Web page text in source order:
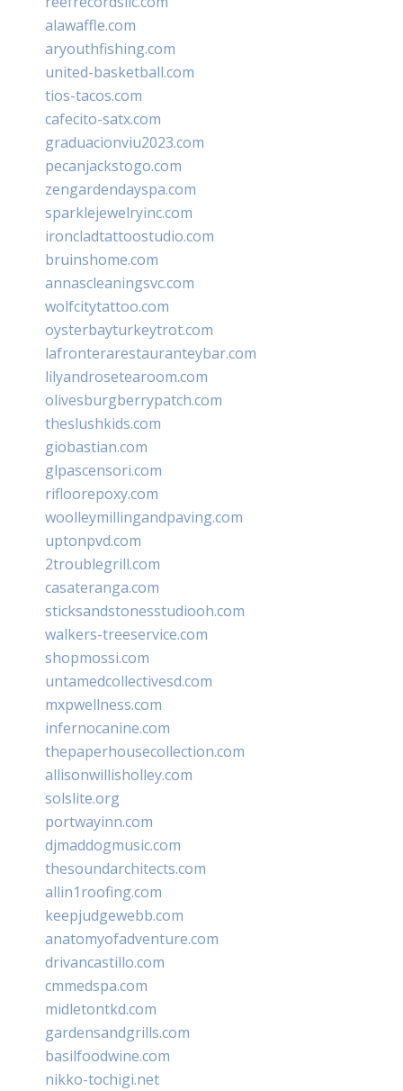
alawaffle.com
aryouthfishing.com
united-basketball.com
tios-tacos.com
cafecito-satx.com
graduacionviu2023.com
pecanjackstogo.com
zengardendayspa.com
sparklejewelryinc.com
ironcladtattoostudio.com
bruinshome.com
annascleaningsvc.com
wolfcitytattoo.com
oysterbayturkeytrot.com
lafronterarestauranteybar.com
lilyandrosetearoom.com
olivesburgberrypatch.com
theslushkids.com
giobastian.com
glpascensori.com
rifloorepoxy.com
woolleymillingandpaving.com
uptonpvd.com
2troublegrill.com
casateranga.com
sticksandstonesstudiooh.com
walkers-treeservice.com
shopmossi.com
untamedcollectivesd.com
mxpwellness.com
infernocanine.com
thepaperhousecollection.com
allisonwillisholley.com
solslite.org
portwayinn.com
djmaddogmusic.com
thesoundarchitects.com
allin1roofing.com
keepjudgewebb.com
anatomyofadventure.com
drivancastillo.com
cmmedspa.com
midletontkd.com
gardensandgrills.com
basilfoodwine.com
nikko-tochigi.net